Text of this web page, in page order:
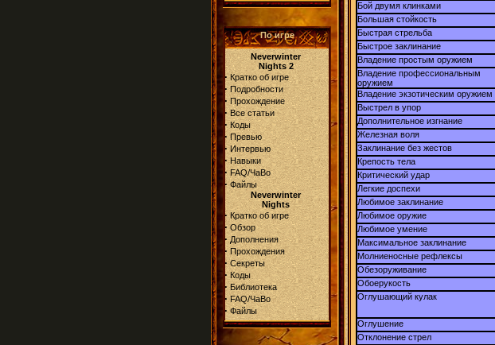
По игре
Neverwinter
Nights 2
· Кратко об игре
· Подробности
· Прохождение
· Все статьи
· Коды
· Превью
· Интервью
· Навыки
· FAQ/ЧаВо
· Файлы
Neverwinter
Nights
· Кратко об игре
· Обзор
· Дополнения
· Прохождения
· Секреты
· Коды
· Библиотека
· FAQ/ЧаВо
· Файлы
Бой двумя клинками
Большая стойкость
Быстрая стрельба
Быстрое заклинание
Владение простым оружием
Владение профессиональным
оружием
Владение экзотическим оружием
Выстрел в упор
Дополнительное изгнание
Железная воля
Заклинание без жестов
Крепость тела
Критический удар
Легкие доспехи
Любимое заклинание
Любимое оружие
Любимое умение
Максимальное заклинание
Молниеносные рефлексы
Обезоруживание
Обоерукость
Оглушающий кулак
Оглушение
Отклонение стрел